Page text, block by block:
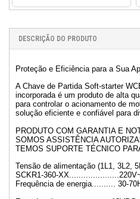
DESCRIÇÃO DO PRODUTO
Proteção e Eficiência para a Sua
A Chave de Partida Soft-starter
incorporada é um produto de alta
para controlar o acionamento de
solução eficiente e confiável para
PRODUTO COM GARANTIA E
SOMOS ASSISTÊNCIA
TEMOS SUPORTE TÉCNICO
Tensão de alimentação (1L1, 3L2,
SCKR1-360-
Frequência de energia.......... 30-